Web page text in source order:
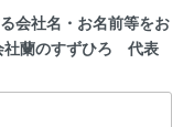
会社名・お名前等をお
社蘭のすずひろ 代表